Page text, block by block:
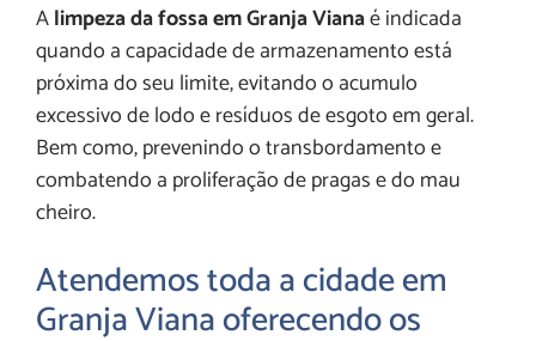
Alimpeza da fossa em Granja Vianaé indicada
quando a capacidade de armazenamento está
próxima do seu limite, evitando o acumulo
excessivo de lodo e resíduos de esgoto em geral.
Bem como, prevenindo o transbordamento e
combatendo a proliferação de pragas e do mau
cheiro.
Atendemos toda a cidade em
Granja Viana oferecendo os